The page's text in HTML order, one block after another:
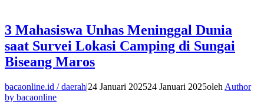
3 Mahasiswa Unhas Meninggal Dunia
saat Survei Lokasi Camping di Sungai
Biseang Maros
bacaonline.id / daerah|24 Januari 202524 Januari 2025oleh Author
by bacaonline